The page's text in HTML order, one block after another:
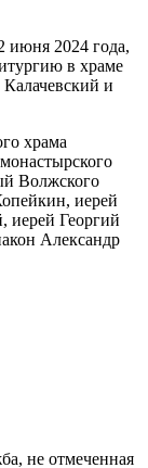
июня 2024 года,
в храме
и
храма
Волжского
иерей
Георгий
Александр